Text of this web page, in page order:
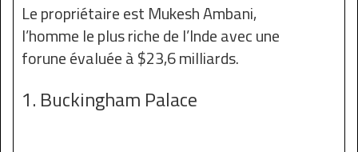
Le propriétaire est Mukesh Ambani,
l’homme le plus riche de l’Inde avec une
forune évaluée à $23,6 milliards.
1. Buckingham Palace